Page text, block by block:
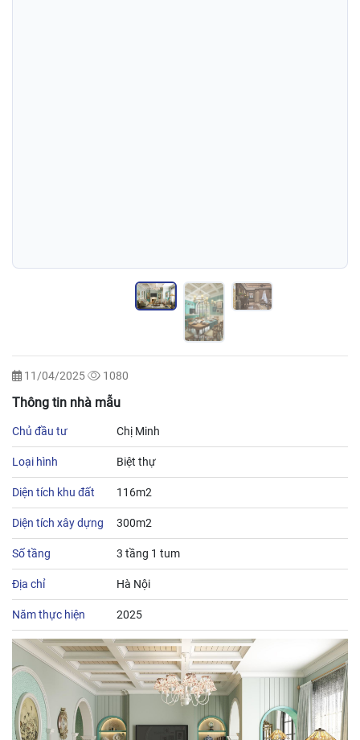
11/04/2025 1080
Thông tin nhà mẫu
Chủ đầu tư Chị Minh
Loại hình Biệt thự
Diện tích khu đất 116m2
Diện tích xây dựng 300m2
Số tầng 3 tầng 1 tum
Địa chỉ Hà Nội
Năm thực hiện 2025